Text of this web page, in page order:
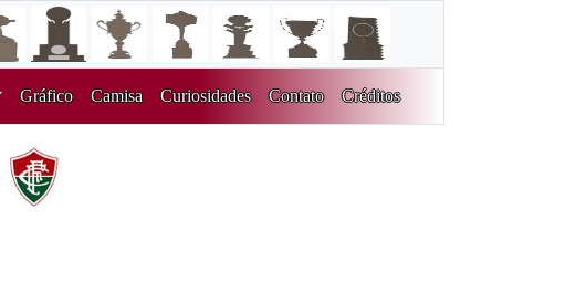
Gráfico Camisa Curiosidades Contato Créditos